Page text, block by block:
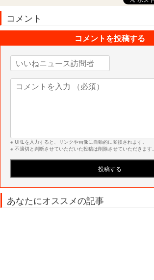
コメント
コメントを投稿する
※ URLを入力すると、リンクや画像に自動的に変換されます。
※ 不適切と判断させていただいた投稿は削除させていただきます。
あなたにオススメの記事